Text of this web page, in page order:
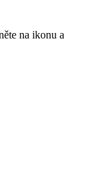
na ikonu a